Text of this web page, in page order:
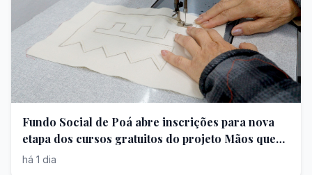
Fundo Social de Poá abre inscrições para nova
etapa dos cursos gratuitos do projeto Mãos que
Fazem
há 1 dia